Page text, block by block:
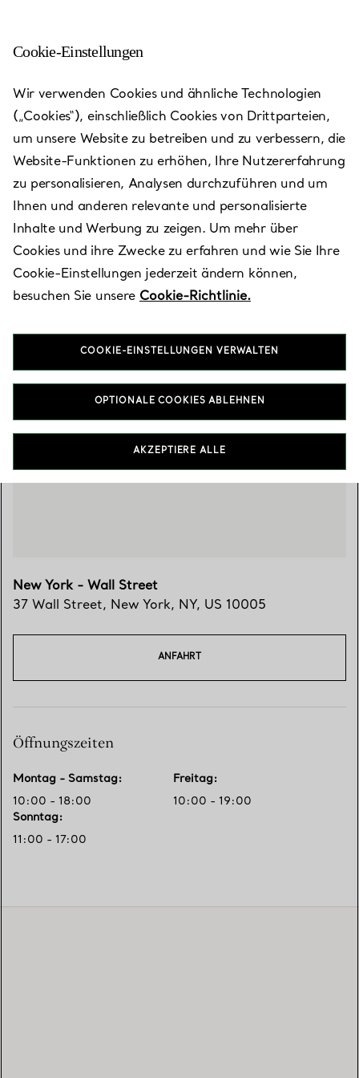
New York - Wall Street
Heute bis 18:00 geöffnet
VEREINBAREN SIE EINEN TERMIN
Verfügbare Leistungen
(212) 514-8015
Besuchen Sie uns
New York - Wall Street
37 Wall Street, New York, NY, US 10005
ANFAHRT
Öffnungszeiten
Montag - Samstag:
10:00 - 18:00
Freitag:
10:00 - 19:00
Sonntag:
11:00 - 17:00
Cookie-Einstellungen
Wir verwenden Cookies und ähnliche Technologien
(„Cookies“), einschließlich Cookies von Drittparteien,
um unsere Website zu betreiben und zu verbessern, die
Website-Funktionen zu erhöhen, Ihre Nutzererfahrung
zu personalisieren, Analysen durchzuführen und um
Ihnen und anderen relevante und personalisierte
Inhalte und Werbung zu zeigen. Um mehr über
Cookies und ihre Zwecke zu erfahren und wie Sie Ihre
Cookie-Einstellungen jederzeit ändern können,
besuchen Sie unsere Cookie-Richtlinie.
COOKIE-EINSTELLUNGEN VERWALTEN
OPTIONALE COOKIES ABLEHNEN
AKZEPTIERE ALLE